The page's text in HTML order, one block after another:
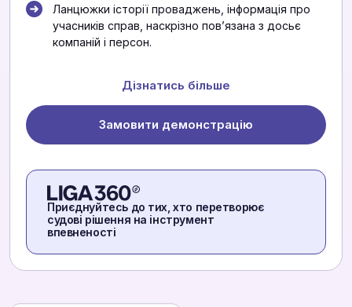
Ланцюжки історії проваджень, інформація про
учасників справ, наскрізно повʼязана з досьє
компаній і персон.
Дізнатись більше
Замовити демонстрацію
Приєднуйтесь до тих, хто перетворює
судові рішення на інструмент
впевненості